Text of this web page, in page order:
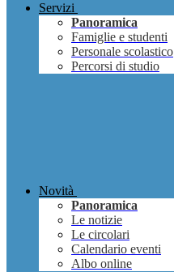
Servizi
Panoramica
Famiglie e studenti
Personale scolastico
Percorsi di studio
Novità
Panoramica
Le notizie
Le circolari
Calendario eventi
Albo online